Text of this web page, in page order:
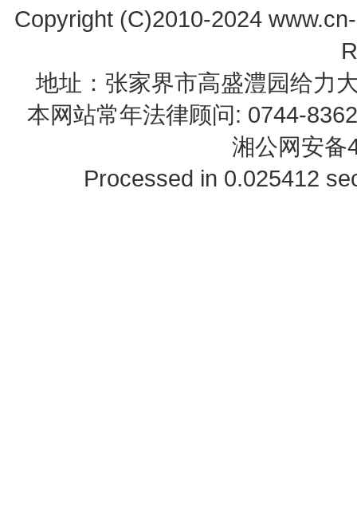
Copyright (C)2010-2024
地址：张家界市高盛澧园给力
本网站常年法律顾问: 0744-
湘公网安备
Processed in 0.025412